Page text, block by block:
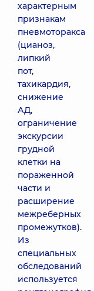
характерным
признакам
пневмоторакса
(цианоз,
липкий
пот,
тахикардия,
снижение
АД,
ограничение
экскурсии
грудной
клетки на
пораженной
части и
расширение
межреберных
промежутков).
Из
специальных
обследований
используется